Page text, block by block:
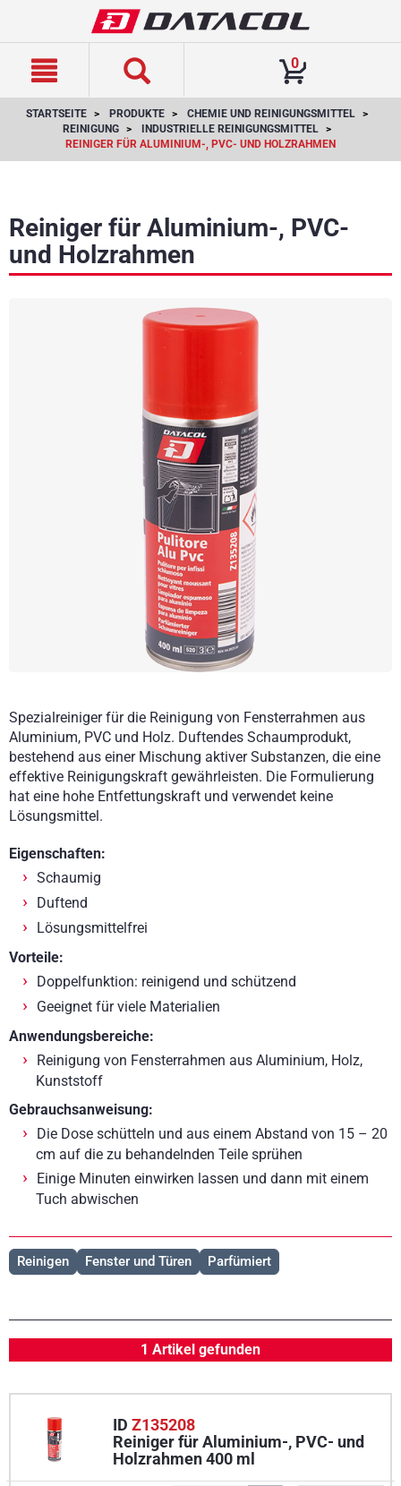
0
STARTSEITE PRODUKTE
CHEMIE UND REINIGUNGSMITTEL
REINIGUNG
INDUSTRIELLE REINIGUNGSMITTEL
REINIGER FÜR ALUMINIUM-, PVC- UND HOLZRAHMEN
Reiniger für Aluminium-, PVC-
und Holzrahmen
Spezialreiniger für die Reinigung von Fensterrahmen aus
Aluminium, PVC und Holz. Duftendes Schaumprodukt,
bestehend aus einer Mischung aktiver Substanzen, die eine
effektive Reinigungskraft gewährleisten. Die Formulierung
hat eine hohe Entfettungskraft und verwendet keine
Lösungsmittel.
Eigenschaften:
Schaumig
Duftend
Lösungsmittelfrei
Vorteile:
Doppelfunktion: reinigend und schützend
Geeignet für viele Materialien
Anwendungsbereiche:
Reinigung von Fensterrahmen aus Aluminium, Holz,
Kunststoff
Gebrauchsanweisung:
Die Dose schütteln und aus einem Abstand von 15 – 20
cm auf die zu behandelnden Teile sprühen
Einige Minuten einwirken lassen und dann mit einem
Tuch abwischen
Reinigen Fenster und Türen Parfümiert
1 Artikel gefunden
ID Z135208
Reiniger für Aluminium-, PVC- und
Holzrahmen 400 ml